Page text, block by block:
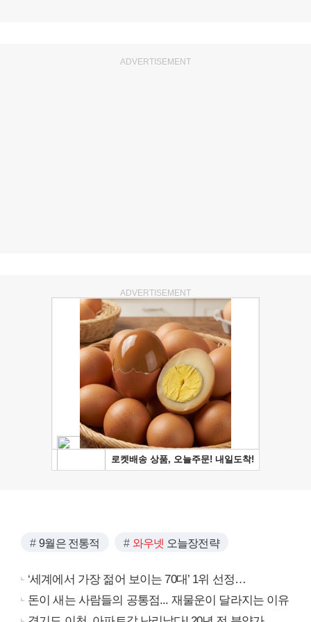
ADVERTISEMENT
ADVERTISEMENT
9월은 전통적 와우넷 오늘장전략
‘세계에서 가장 젊어 보이는 70대’ 1위 선정…
돈이 새는 사람들의 공통점... 재물운이 달라지는 이유